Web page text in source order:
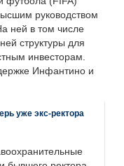
руководством
ней в том числе
структуры для
инвесторам.
Инфантино и
уже экс-ректора